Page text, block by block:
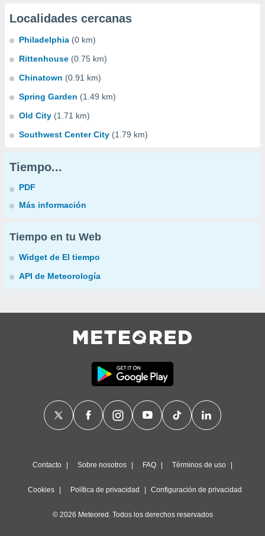
Localidades cercanas
Philadelphia (0 km)
Rittenhouse (0.75 km)
Chinatown (0.91 km)
Spring Garden (1.49 km)
Old City (1.71 km)
Southwest Center City (1.79 km)
Tiempo...
PDF
Más información
Tiempo en tu Web
Widget de El tiempo
API de Meteorología
Contacto Sobre nosotros FAQ Términos de uso
Cookies Política de privacidad Configuración de privacidad
© 2026 Meteored. Todos los derechos reservados